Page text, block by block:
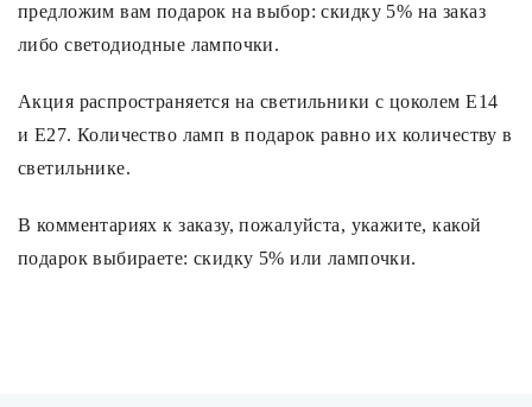
Розетки и выключатели
Интерьерная подсветка
Светодиодная лента
Предметы интерьера
предложим вам подарок на выбор: скидку 5% на заказ
либо светодиодные лампочки.
Акция распространяется на светильники с цоколем Е14
и E27. Количество ламп в подарок равно их количеству в
светильнике.
В комментариях к заказу, пожалуйста, укажите, какой
подарок выбираете: скидку 5% или лампочки.